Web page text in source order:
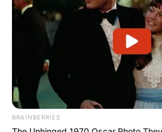
Quando você chegar a
fará um meio ponto alto no
correntinhas (observe
acima). Em seguida, você
outro meio ponto alto no
segunda corrente;
Faça 3 correntinhas e
meio ponto alto no 3o,
BRAINBERRIES